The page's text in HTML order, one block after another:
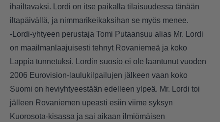
ihailtavaksi. Lordi on itse paikalla tilaisuudessa tänään
iltapäivällä, ja nimmarikeikaksihan se myös menee.
-Lordi-yhtyeen perustaja Tomi Putaansuu alias Mr. Lordi
on maailmanlaajuisesti tehnyt Rovaniemeä ja koko
Lappia tunnetuksi. Lordin suosio ei ole laantunut vuoden
2006 Eurovision-laulukilpailujen jälkeen vaan koko
Suomi on heviyhtyeestään edelleen ylpeä. Mr. Lordi toi
jälleen Rovaniemen upeasti esiin viime syksyn
Kuorosota-kisassa ja sai aikaan ilmiömäisen